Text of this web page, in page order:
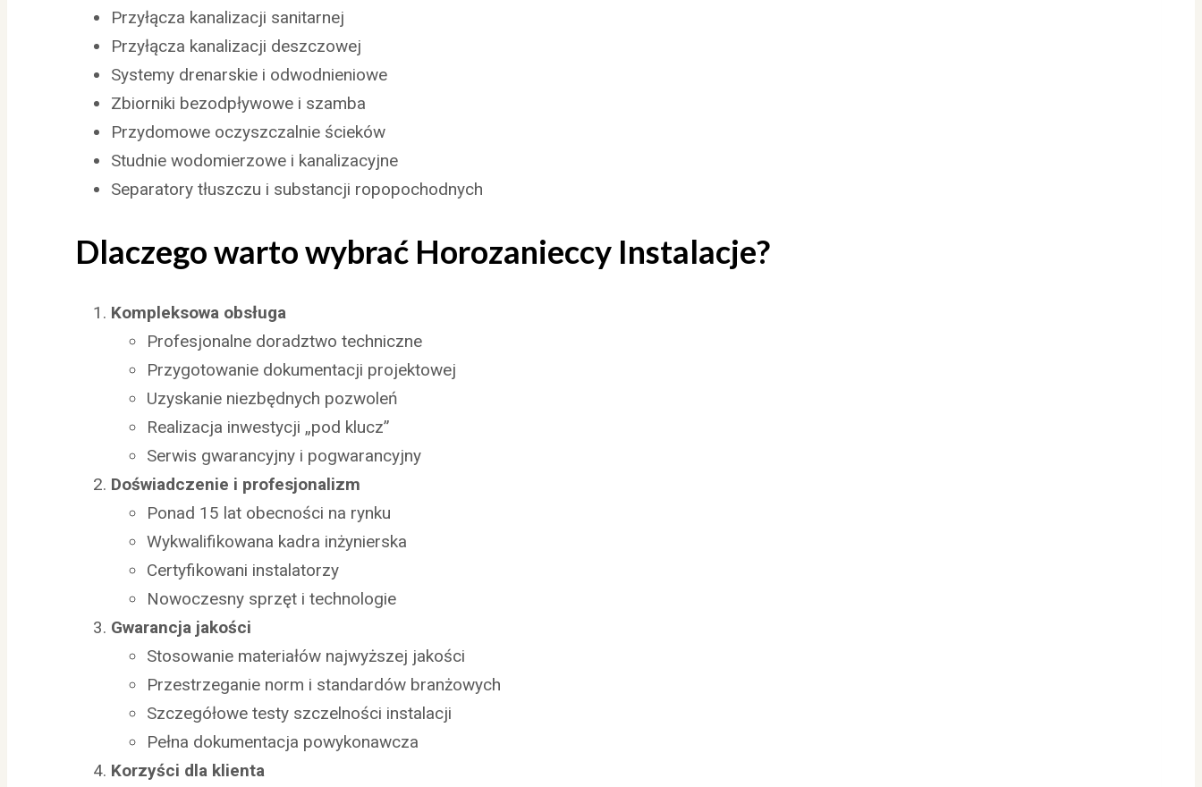
Przyłącza kanalizacji sanitarnej
Przyłącza kanalizacji deszczowej
Systemy drenarskie i odwodnieniowe
Zbiorniki bezodpływowe i szamba
Przydomowe oczyszczalnie ścieków
Studnie wodomierzowe i kanalizacyjne
Separatory tłuszczu i substancji ropopochodnych
Dlaczego warto wybrać Horozanieccy Instalacje?
Kompleksowa obsługa
Profesjonalne doradztwo techniczne
Przygotowanie dokumentacji projektowej
Uzyskanie niezbędnych pozwoleń
Realizacja inwestycji „pod klucz”
Serwis gwarancyjny i pogwarancyjny
Doświadczenie i profesjonalizm
Ponad 15 lat obecności na rynku
Wykwalifikowana kadra inżynierska
Certyfikowani instalatorzy
Nowoczesny sprzęt i technologie
Gwarancja jakości
Stosowanie materiałów najwyższej jakości
Przestrzeganie norm i standardów branżowych
Szczegółowe testy szczelności instalacji
Pełna dokumentacja powykonawcza
Korzyści dla klienta